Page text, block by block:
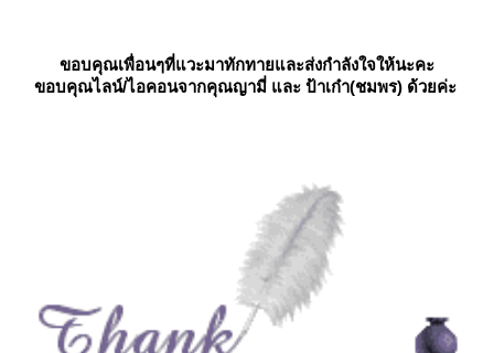
ขอบคุณเพื่อนๆที่แวะมาทักทายและส่งกำลังใจให้นะคะ
ขอบคุณไลน์/ไอคอนจากคุณญามี่ และ ป้าเก๋า(ชมพร) ด้วยค่ะ